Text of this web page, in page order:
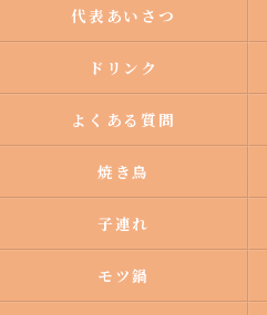
代表あいさつ
ドリンク
よくある質問
焼き鳥
子連れ
モツ鍋